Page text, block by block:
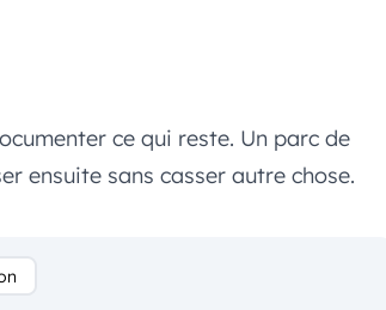
ce qui reste. Un parc de
ensuite sans casser autre chose.